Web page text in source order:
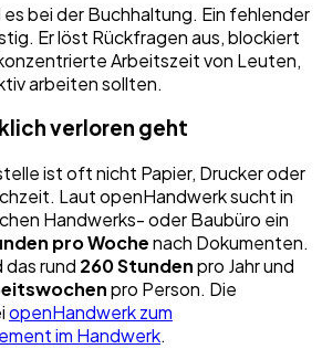
es bei der Buchhaltung. Ein fehlender
Er löst Rückfragen aus, blockiert
Arbeitszeit von Leuten,
arbeiten sollten.
verloren geht
ist oft nicht Papier, Drucker oder
Laut openHandwerk sucht in
Handwerks- oder Baubüro ein
pro Wochenach Dokumenten.
rund 260 Stundenpro Jahr und
pro Person. Die
openHandwerk zum
im Handwerk.